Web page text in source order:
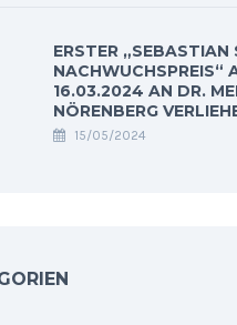
ERSTER „SEBASTIAN
NACHWUCHSPREIS“
16.03.2024 AN DR.
NÖRENBERG
15/05/2024